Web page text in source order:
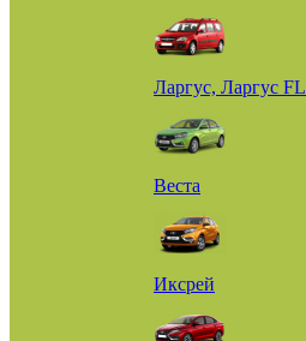
Ларгус, Ларгус FL
Веста
Иксрей